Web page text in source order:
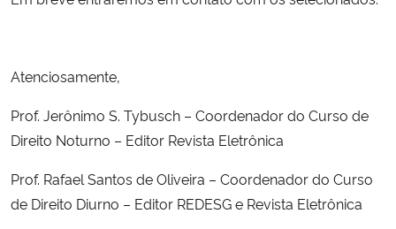
Secretaria-Geral
Secretaria de Governo
Atenciosamente,
Prof. Jerônimo S. Tybusch – Coordenador do Curso de
Direito Noturno – Editor Revista Eletrônica
Prof. Rafael Santos de Oliveira – Coordenador do Curso
de Direito Diurno – Editor REDESG e Revista Eletrônica